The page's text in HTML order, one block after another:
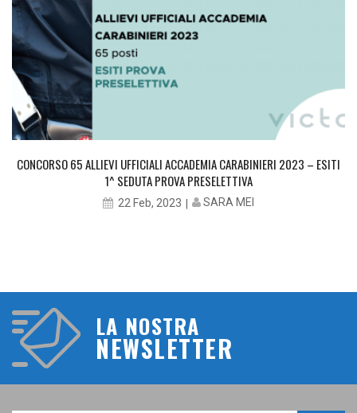
CONCORSO 65 ALLIEVI UFFICIALI ACCADEMIA CARABINIERI 2023 – ESITI
1^ SEDUTA PROVA PRESELETTIVA
22 Feb, 2023 SARA MEI
LA NOSTRA
NEWSLETTER